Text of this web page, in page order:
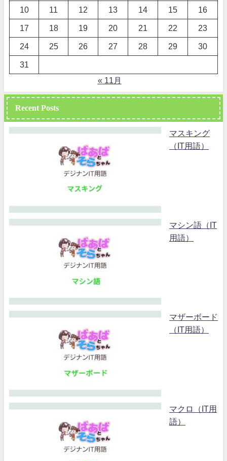
10 11 12 13 14 15 16
17 18 19 20 21 22 23
24 25 26 27 28 29 30
31
« 11月
Recent Posts
マスキング
（IT用語）
マシン語（IT
用語）
マザーボード
（IT用語）
マクロ（IT用
語）